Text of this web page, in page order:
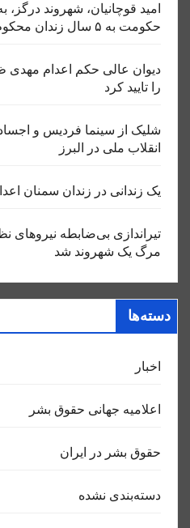
امید قوچانیان، شهروند درگز،
حکومت به ۵ سال زندان محکوم شد
دیوان عالی حکم اعدام مهدی
را تایید کرد
شلیک از سینما فردیس و
انقلاب ملی در البرز
یک زندانی در زندان سمنان
تیراندازی بی‌ضابطه نیروهای
مرگ یک شهروند شد
دسته‌ها
اخبار
اعلاميه جهانی حقوق بشر
حقوق بشر در ایران
دسته‌بندی نشده